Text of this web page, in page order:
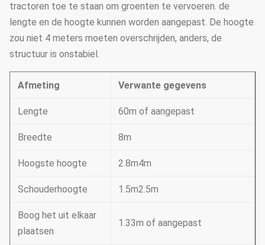
tractoren toe te staan om groenten te vervoeren. de
lengte en de hoogte kunnen worden aangepast. De hoogte
zou niet 4 meters moeten overschrijden, anders, de
structuur is onstabiel.
Afmeting Verwante gegevens
Lengte 60m of aangepast
Breedte 8m
Hoogste hoogte 2.8m4m
Schouderhoogte 1.5m2.5m
Boog het uit elkaar
plaatsen
1.33m of aangepast